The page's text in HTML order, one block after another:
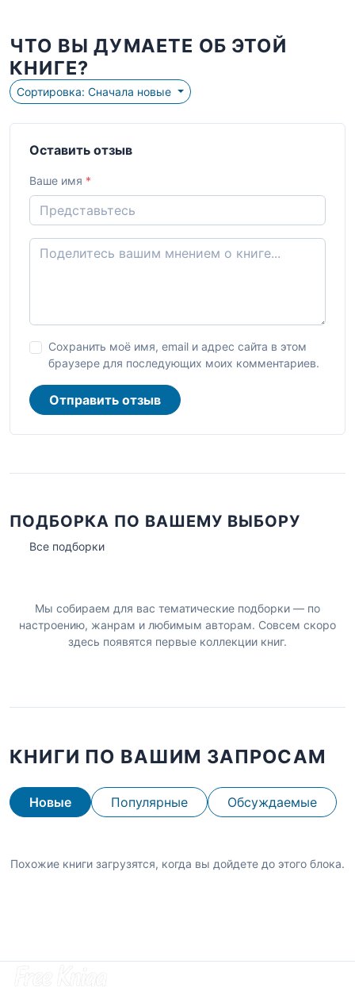
ЧТО ВЫ ДУМАЕТЕ ОБ ЭТОЙ
КНИГЕ?
Сортировка: Сначала новые
Оставить отзыв
Ваше имя *
Сохранить моё имя, email и адрес сайта в этом
браузере для последующих моих комментариев.
Отправить отзыв
ПОДБОРКА ПО ВАШЕМУ ВЫБОРУ
Все подборки
Мы собираем для вас тематические подборки — по
настроению, жанрам и любимым авторам. Совсем скоро
здесь появятся первые коллекции книг.
КНИГИ ПО ВАШИМ ЗАПРОСАМ
Новые Популярные Обсуждаемые
Похожие книги загрузятся, когда вы дойдете до этого блока.